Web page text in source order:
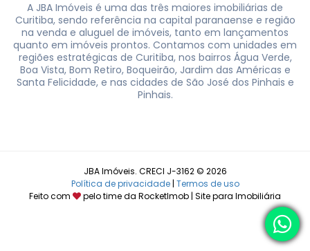
A JBA Imóveis é uma das três maiores imobiliárias de
Curitiba, sendo referência na capital paranaense e região
na venda e aluguel de imóveis, tanto em lançamentos
quanto em imóveis prontos. Contamos com unidades em
regiões estratégicas de Curitiba, nos bairros Água Verde,
Boa Vista, Bom Retiro, Boqueirão, Jardim das Américas e
Santa Felicidade, e nas cidades de São José dos Pinhais e
Pinhais.
JBA Imóveis. CRECI J-3162 © 2026
Política de privacidade| Termos de uso
Feito com
pelo time da RocketImob | Site para Imobiliária